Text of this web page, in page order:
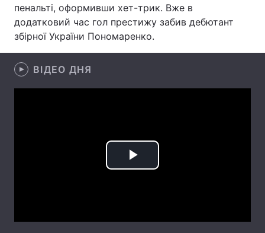
Лонгріди
Відео з Youtube
Інтерв'ю
пенальті, оформивши хет-трик. Вже в
додатковий час гол престижу забив дебютант
збірної України Пономаренко.
ВІДЕО ДНЯ
Play